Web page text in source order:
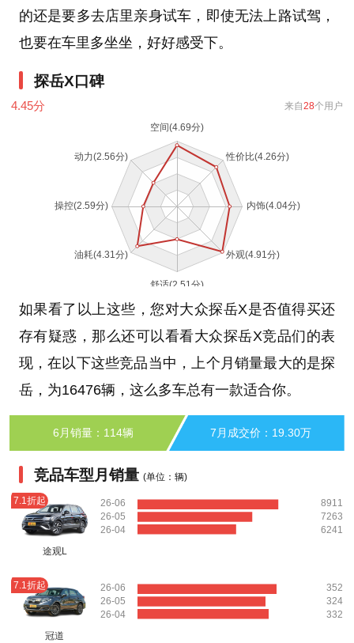
的还是要多去店里亲身试车，即使无法上路试驾，
也要在车里多坐坐，好好感受下。
探岳X口碑
4.45分 来自28个用户
如果看了以上这些，您对大众探岳X是否值得买还
存有疑惑，那么还可以看看大众探岳X竞品们的表
现，在以下这些竞品当中，上个月销量最大的是探
岳，为16476辆，这么多车总有一款适合你。
6月销量：114辆 7月成交价：19.30万
竞品车型月销量 (单位：辆)
7.1折起
途观L
26-06
26-05
26-04
8911
7263
6241
7.1折起
冠道
26-06
26-05
26-04
352
324
332